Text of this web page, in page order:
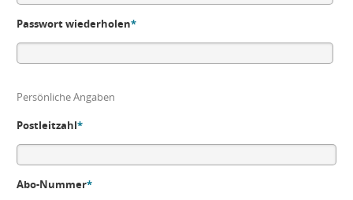
Passwort wiederholen*
Persönliche Angaben
Postleitzahl*
Abo-Nummer*